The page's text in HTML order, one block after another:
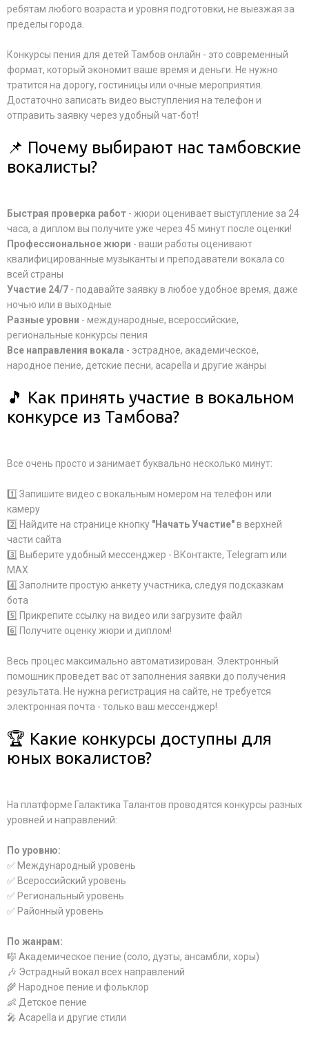
ребятам любого возраста и уровня подготовки, не выезжая за
пределы города.
Конкурсы пения для детей Тамбов онлайн - это современный
формат, который экономит ваше время и деньги. Не нужно
тратится на дорогу, гостиницы или очные мероприятия.
Достаточно записать видео выступления на телефон и
отправить заявку через удобный чат-бот!
📌 Почему выбирают нас тамбовские
вокалисты?
Быстрая проверка работ - жюри оценивает выступление за 24
часа, а диплом вы получите уже через 45 минут после оценки!
Профессиональное жюри - ваши работы оценивают
квалифицированные музыканты и преподаватели вокала со
всей страны
Участие 24/7 - подавайте заявку в любое удобное время, даже
ночью или в выходные
Разные уровни - международные, всероссийские,
региональные конкурсы пения
Все направления вокала - эстрадное, академическое,
народное пение, детские песни, acapella и другие жанры
🎵 Как принять участие в вокальном
конкурсе из Тамбова?
Все очень просто и занимает буквально несколько минут:
1️⃣ Запишите видео с вокальным номером на телефон или
камеру
2️⃣ Найдите на странице кнопку "Начать Участие"в верхней
части сайта
3️⃣ Выберите удобный мессенджер - ВКонтакте, Telegram или
MAX
4️⃣ Заполните простую анкету участника, следуя подсказкам
бота
5️⃣ Прикрепите ссылку на видео или загрузите файл
6️⃣ Получите оценку жюри и диплом!
Весь процес максимально автоматизирован. Электронный
помошник проведет вас от заполнения заявки до получения
результата. Не нужна регистрация на сайте, не требуется
электронная почта - только ваш мессенджер!
🏆 Какие конкурсы доступны для
юных вокалистов?
На платформе Галактика Талантов проводятся конкурсы разных
уровней и направлений:
По уровню:
✅ Международный уровень
✅ Всероссийский уровень
✅ Региональный уровень
✅ Районный уровень
По жанрам:
🎼 Академическое пение (соло, дуэты, ансамбли, хоры)
🎶 Эстрадный вокал всех направлений
🌾 Народное пение и фольклор
👶 Детское пение
🎤 Acapella и другие стили